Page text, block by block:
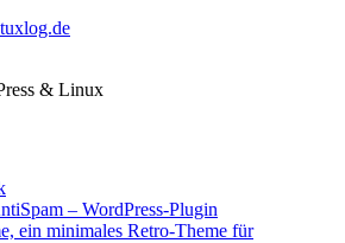
& Linux
– WordPress-Plugin
ein minimales Retro-Theme für